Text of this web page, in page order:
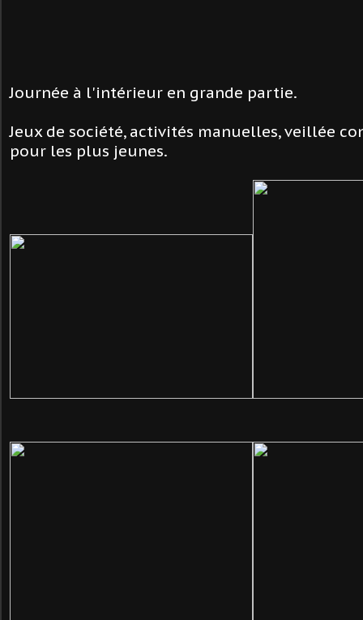
Journée à l'intérieur en grande partie.
Jeux de société, activités manuelles, veillée
pour les plus jeunes.